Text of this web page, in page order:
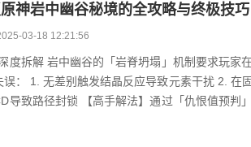
神岩中幽谷秘境的全攻略与终极技巧
03-18 12:21:56
度拆解 岩中幽谷的「岩脊坍塌」机制要求玩家
误： 1. 无差别触发结晶反应导致元素干扰 2. 在
导致路径封锁 【高手解法】通过「仇恨值预判